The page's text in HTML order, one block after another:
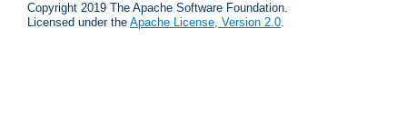
Copyright 2019 The Apache Software Foundation.
Licensed under the Apache License, Version 2.0.